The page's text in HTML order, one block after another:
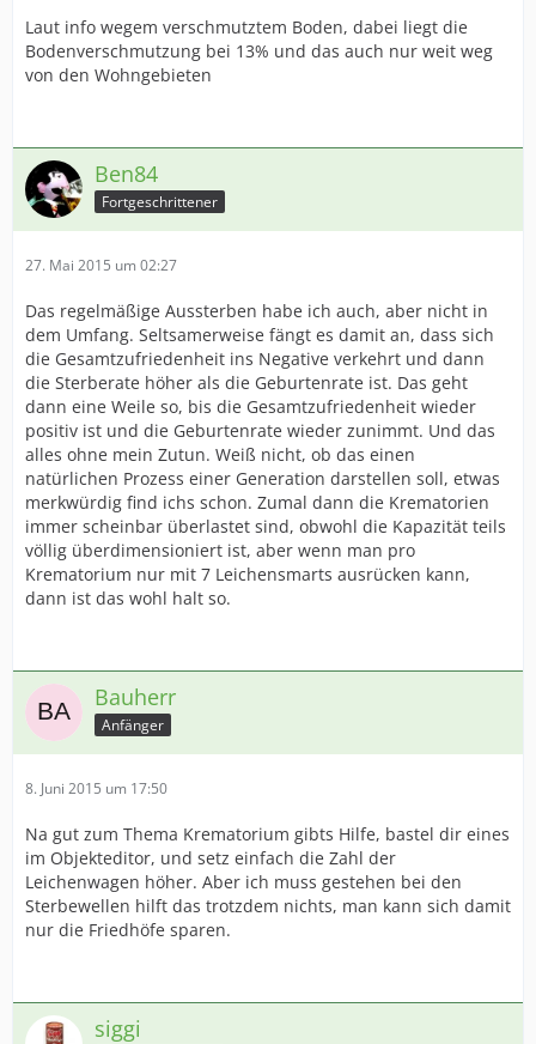
Laut info wegem verschmutztem Boden, dabei liegt die
Bodenverschmutzung bei 13% und das auch nur weit weg
von den Wohngebieten
Ben84
Fortgeschrittener
27. Mai 2015 um 02:27
Das regelmäßige Aussterben habe ich auch, aber nicht in
dem Umfang. Seltsamerweise fängt es damit an, dass sich
die Gesamtzufriedenheit ins Negative verkehrt und dann
die Sterberate höher als die Geburtenrate ist. Das geht
dann eine Weile so, bis die Gesamtzufriedenheit wieder
positiv ist und die Geburtenrate wieder zunimmt. Und das
alles ohne mein Zutun. Weiß nicht, ob das einen
natürlichen Prozess einer Generation darstellen soll, etwas
merkwürdig find ichs schon. Zumal dann die Krematorien
immer scheinbar überlastet sind, obwohl die Kapazität teils
völlig überdimensioniert ist, aber wenn man pro
Krematorium nur mit 7 Leichensmarts ausrücken kann,
dann ist das wohl halt so.
Bauherr
Anfänger
8. Juni 2015 um 17:50
Na gut zum Thema Krematorium gibts Hilfe, bastel dir eines
im Objekteditor, und setz einfach die Zahl der
Leichenwagen höher. Aber ich muss gestehen bei den
Sterbewellen hilft das trotzdem nichts, man kann sich damit
nur die Friedhöfe sparen.
siggi